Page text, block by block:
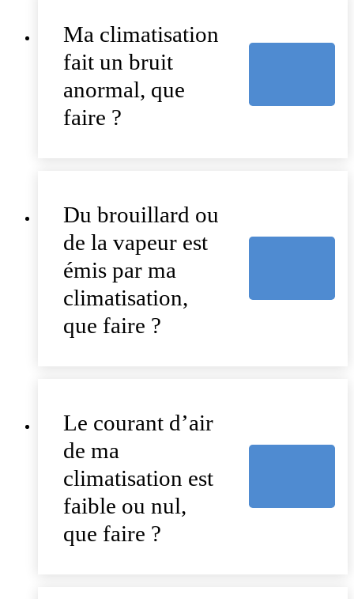
Ma climatisation
fait un bruit
anormal, que
faire ?
Du brouillard ou
de la vapeur est
émis par ma
climatisation,
que faire ?
Le courant d’air
de ma
climatisation est
faible ou nul,
que faire ?